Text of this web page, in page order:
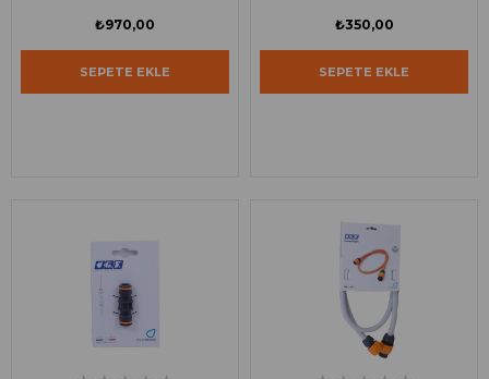
₺970,00
SEPETE EKLE
₺350,00
SEPETE EKLE